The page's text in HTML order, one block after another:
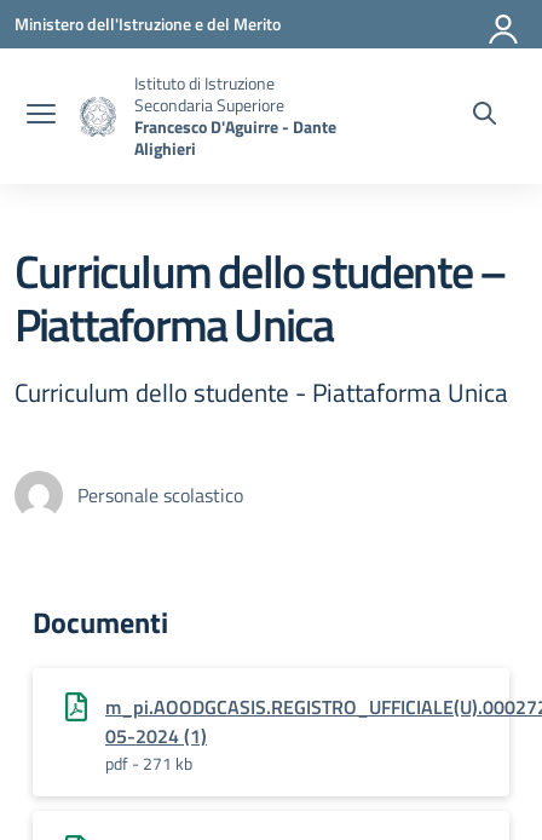
Vai ai contenuti
Vai al menu di navigazione
Vai al footer
Ministero dell'Istruzione e del Merito
Istituto di Istruzione
Secondaria Superiore
Francesco D'Aguirre - Dante
Alighieri
Curriculum dello studente –
Piattaforma Unica
Curriculum dello studente - Piattaforma Unica
Personale scolastico
Documenti
05-2024 (1)
pdf - 271 kb